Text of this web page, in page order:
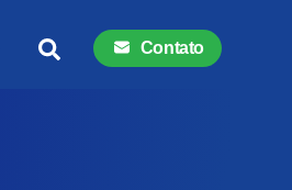
Contato